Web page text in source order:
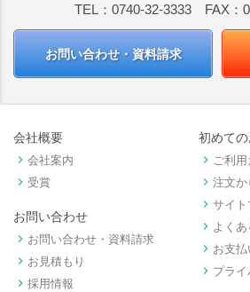
TEL：0740-32-3333 FAX：
お問い合わせ・資料請求
会社概要
keyboard_arrow_right 会社案内
keyboard_arrow_right 受賞
お問い合わせ
keyboard_arrow_right お問い合わせ・資料請求
keyboard_arrow_right お見積もり
keyboard_arrow_right 採用情報
初めて
keyboard_arrow_right ご利用
keyboard_arrow_right 注文か
keyboard_arrow_right サイト
keyboard_arrow_right よくあ
keyboard_arrow_right お支
keyboard_arrow_right プラ